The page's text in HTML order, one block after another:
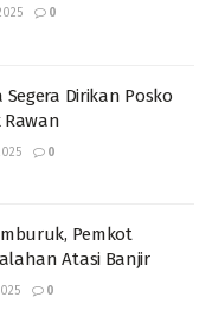
0
Dirikan Posko
Rawan
0
Pemkot
Atasi Banjir
0